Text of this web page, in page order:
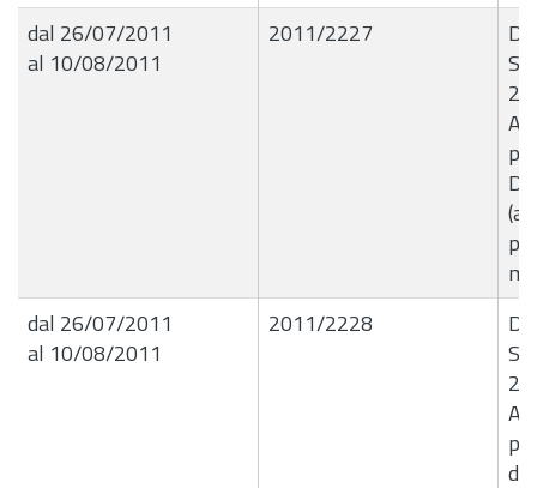
dal 26/07/2011
al 10/08/2011
2011/2227
dal 26/07/2011
al 10/08/2011
2011/2228